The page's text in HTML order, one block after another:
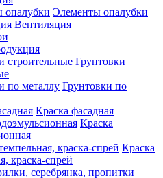
Элементы опалубки
Вентиляция
Грунтовки
Грунтовки по
Краска фасадная
Краска
Краска
краска-спрей